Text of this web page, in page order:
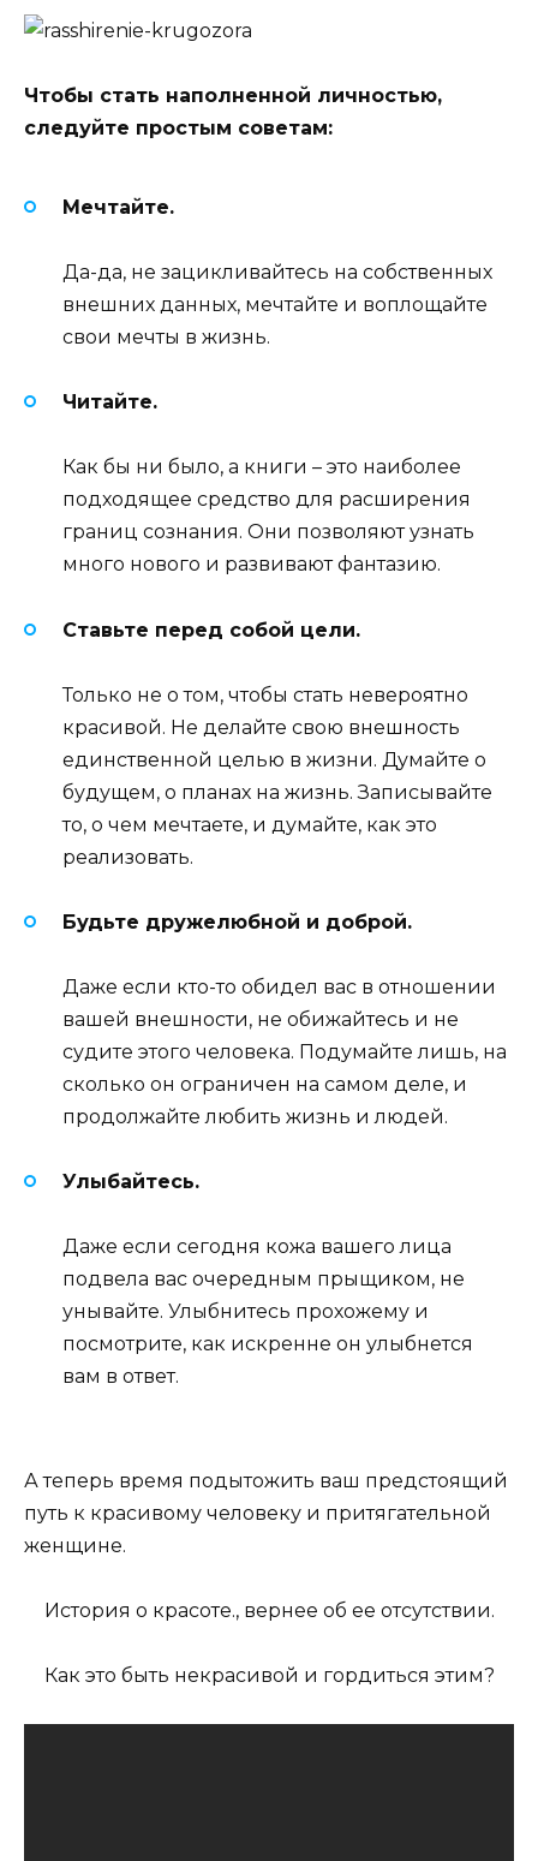
Чтобы стать наполненной личностью,
следуйте простым советам:
Мечтайте.
Да-да, не зацикливайтесь на собственных
внешних данных, мечтайте и воплощайте
свои мечты в жизнь.
Читайте.
Как бы ни было, а книги – это наиболее
подходящее средство для расширения
границ сознания. Они позволяют узнать
много нового и развивают фантазию.
Ставьте перед собой цели.
Только не о том, чтобы стать невероятно
красивой. Не делайте свою внешность
единственной целью в жизни. Думайте о
будущем, о планах на жизнь. Записывайте
то, о чем мечтаете, и думайте, как это
реализовать.
Будьте дружелюбной и доброй.
Даже если кто-то обидел вас в отношении
вашей внешности, не обижайтесь и не
судите этого человека. Подумайте лишь, на
сколько он ограничен на самом деле, и
продолжайте любить жизнь и людей.
Улыбайтесь.
Даже если сегодня кожа вашего лица
подвела вас очередным прыщиком, не
унывайте. Улыбнитесь прохожему и
посмотрите, как искренне он улыбнется
вам в ответ.
А теперь время подытожить ваш предстоящий
путь к красивому человеку и притягательной
женщине.
История о красоте., вернее об ее отсутствии.
Как это быть некрасивой и гордиться этим?